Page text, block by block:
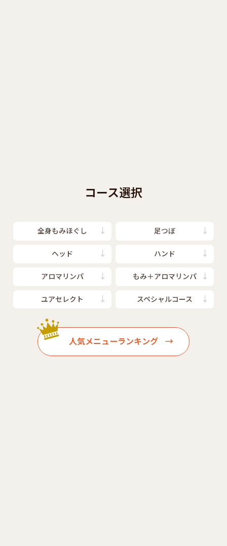
コース選択
全身もみほぐし 足つぼ
ヘッド ハンド
アロマリンパ もみ＋アロマリンパ
ユアセレクト スペシャルコース
人気メニューランキング